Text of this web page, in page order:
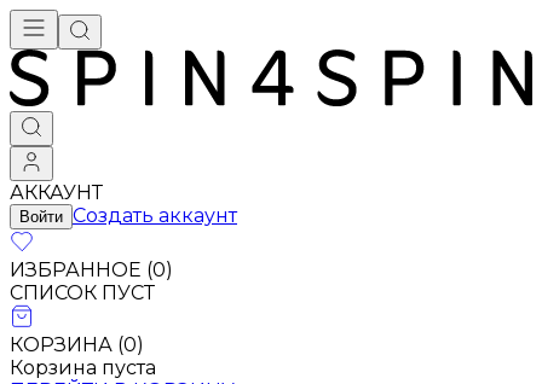
АККАУНТ
Войти Создать аккаунт
ИЗБРАННОЕ (0)
СПИСОК ПУСТ
КОРЗИНА (0)
Корзина пуста